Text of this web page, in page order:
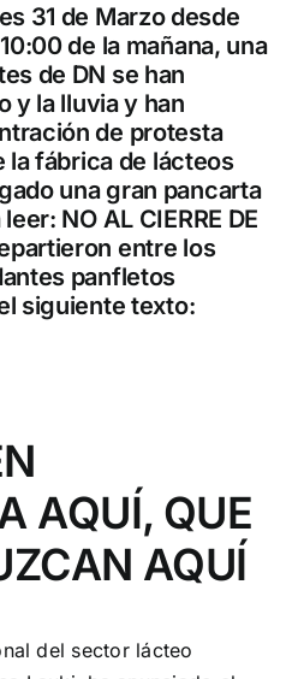
31 de Marzo desde
de la mañana, una
de DN se han
y la lluvia y han
de protesta
la fábrica de lácteos
una gran pancarta
NO AL CIERRE DE
entre los
panfletos
siguiente texto:
AQUÍ, QUE
AQUÍ
del sector lácteo